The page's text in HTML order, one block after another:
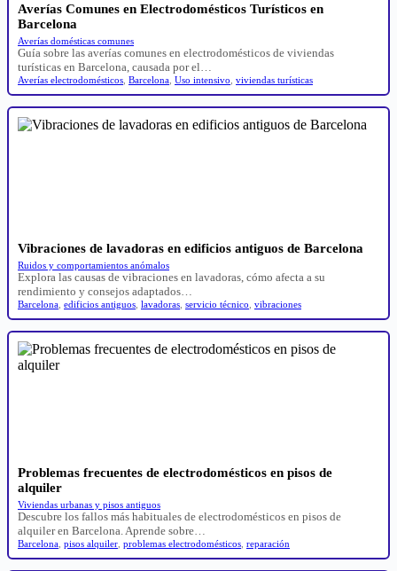
Averías Comunes en Electrodomésticos Turísticos en
Barcelona
Averías domésticas comunes
Guía sobre las averías comunes en electrodomésticos de viviendas
turísticas en Barcelona, causada por el…
Averías electrodomésticos Barcelona Uso intensivo viviendas turísticas
Vibraciones de lavadoras en edificios antiguos de Barcelona
Ruidos y comportamientos anómalos
Explora las causas de vibraciones en lavadoras, cómo afecta a su
rendimiento y consejos adaptados…
Barcelona edificios antiguos lavadoras servicio técnico vibraciones
Problemas frecuentes de electrodomésticos en pisos de
alquiler
Viviendas urbanas y pisos antiguos
Descubre los fallos más habituales de electrodomésticos en pisos de
alquiler en Barcelona. Aprende sobre…
Barcelona pisos alquiler problemas electrodomésticos reparación